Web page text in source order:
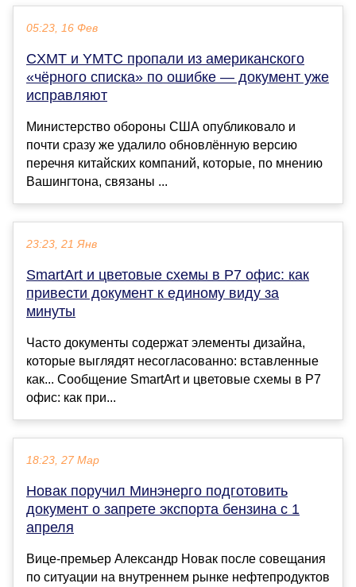
05:23, 16 Фев
CXMT и YMTC пропали из американского
«чёрного списка» по ошибке — документ уже
исправляют
Министерство обороны США опубликовало и
почти сразу же удалило обновлённую версию
перечня китайских компаний, которые, по мнению
Вашингтона, связаны ...
23:23, 21 Янв
SmartArt и цветовые схемы в Р7 офис: как
привести документ к единому виду за
минуты
Часто документы содержат элементы дизайна,
которые выглядят несогласованно: вставленные
как... Сообщение SmartArt и цветовые схемы в Р7
офис: как при...
18:23, 27 Мар
Новак поручил Минэнерго подготовить
документ о запрете экспорта бензина с 1
апреля
Вице-премьер Александр Новак после совещания
по ситуации на внутреннем рынке нефтепродуктов